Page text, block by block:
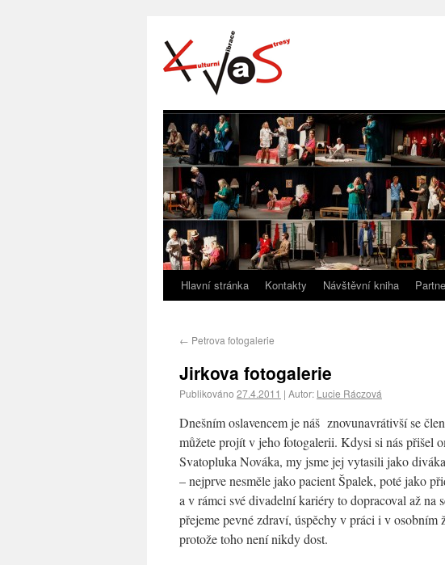
Hlavní stránka Kontakty Návštěvní kniha
← Petrova fotogalerie
Jirkova fotogalerie
Publikováno 27.4.2011 | Autor: Lucie Ráczová
Dnešním oslavencem je náš znovunavrátivší se
můžete projít v jeho fotogalerii. Kdysi si nás přišel
Svatopluka Nováka, my jsme jej vytasili jako
– nejprve nesměle jako pacient Špalek, poté jako
a v rámci své divadelní kariéry to dopracoval až
přejeme pevné zdraví, úspěchy v práci i v
protože toho není nikdy dost.